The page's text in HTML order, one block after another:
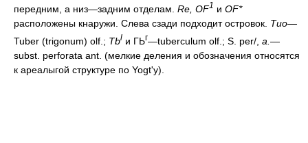
передним, а низ—задним отделам. Re, OF1 и OF*
расположены кнаружи. Слева сзади подходит островок. Тио—
Tuber (trigonum) olf.; Tbl и ГЬг—tuberculum olf.; S. per/, a.—
subst. perforata ant. (мелкие деления и обозначения относятся
к ареалыгой структуре по Yogt'y).